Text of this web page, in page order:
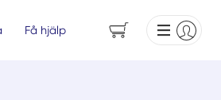
Få hjälp